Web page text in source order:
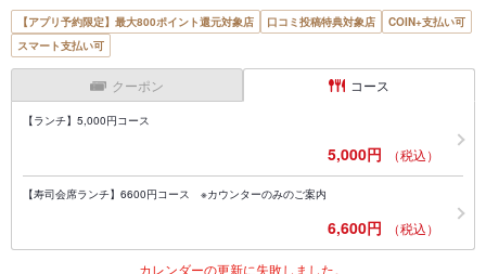
【アプリ予約限定】最大800ポイント還元対象店 口コミ投稿特典対象店
COIN+支払い可
スマート支払い可
クーポン コース
【ランチ】5,000円コース
5,000円 （税込）
【寿司会席ランチ】6600円コース ※カウンターのみのご案内
6,600円 （税込）
カレンダーの更新に失敗しました。